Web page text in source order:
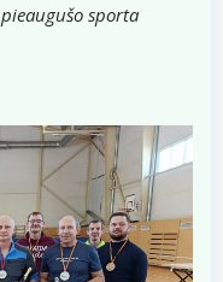
sporta